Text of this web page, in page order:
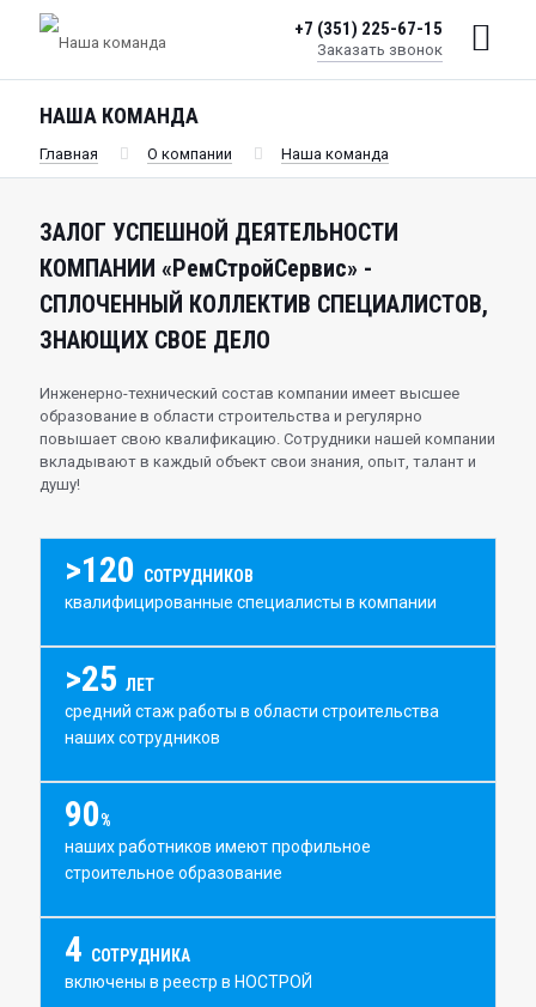
+7 (351) 225-67-15
Заказать звонок
НАША КОМАНДА
Главная О компании Наша команда
ЗАЛОГ УСПЕШНОЙ ДЕЯТЕЛЬНОСТИ
КОМПАНИИ «РемСтройСервис» -
СПЛОЧЕННЫЙ КОЛЛЕКТИВ СПЕЦИАЛИСТОВ,
ЗНАЮЩИХ СВОЕ ДЕЛО
Инженерно-технический состав компании имеет высшее
образование в области строительства и регулярно
повышает свою квалификацию. Сотрудники нашей компании
вкладывают в каждый объект свои знания, опыт, талант и
душу!
>120 СОТРУДНИКОВ
квалифицированные специалисты в компании
>25 ЛЕТ
средний стаж работы в области строительства
наших сотрудников
90%
наших работников имеют профильное
строительное образование
4 СОТРУДНИКА
включены в реестр в НОСТРОЙ